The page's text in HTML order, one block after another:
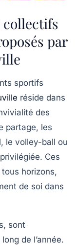
collectifs
par
sportifs
réside dans
des
partage, les
le volley-ball ou
Ces
horizons,
de soi dans
sont
de l’année.